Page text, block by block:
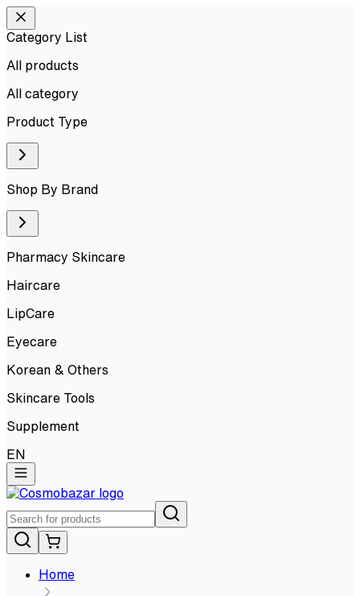
Category List
All products
All category
Product Type
Shop By Brand
Pharmacy Skincare
Haircare
LipCare
Eyecare
Korean & Others
Skincare Tools
Supplement
EN
Home